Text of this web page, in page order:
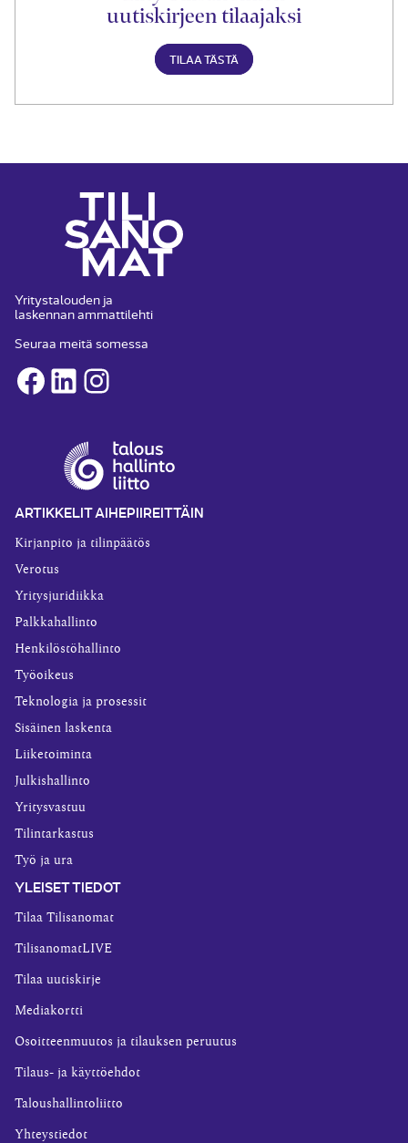
uutiskirjeen tilaajaksi
TILAA TÄSTÄ
Yritystalouden ja
laskennan ammattilehti
Seuraa meitä somessa
Facebook
LinkedInInstagram
ARTIKKELIT AIHEPIIREITTÄIN
Kirjanpito ja tilinpäätös
Verotus
Yritysjuridiikka
Palkkahallinto
Henkilöstöhallinto
Työoikeus
Teknologia ja prosessit
Sisäinen laskenta
Liiketoiminta
Julkishallinto
Yritysvastuu
Tilintarkastus
Työ ja ura
YLEISET TIEDOT
Tilaa Tilisanomat
TilisanomatLIVE
Tilaa uutiskirje
Mediakortti
Osoitteenmuutos ja tilauksen peruutus
Tilaus- ja käyttöehdot
Taloushallintoliitto
Yhteystiedot